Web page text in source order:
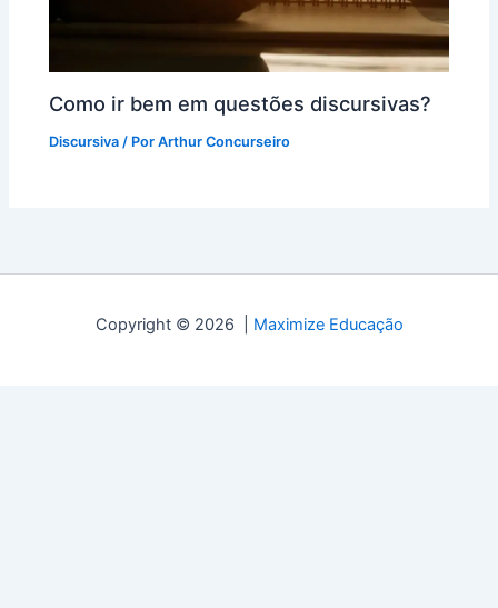
Como ir bem em questões discursivas?
Discursiva / PorArthur Concurseiro
Copyright © 2026 | Maximize Educação